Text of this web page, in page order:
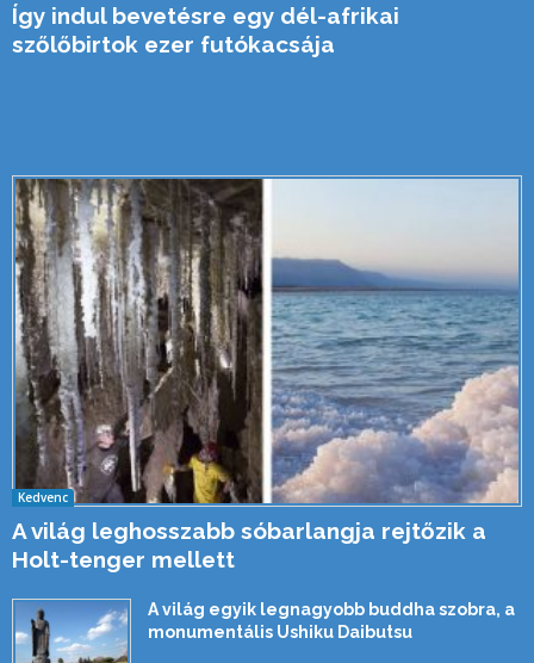
Így indul bevetésre egy dél-afrikai
szőlőbirtok ezer futókacsája
Kedvenc
A világ leghosszabb sóbarlangja rejtőzik a
Holt-tenger mellett
A világ egyik legnagyobb buddha szobra, a
monumentális Ushiku Daibutsu